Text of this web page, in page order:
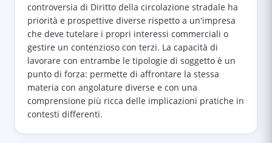
controversia di Diritto della circolazione stradale ha
priorità e prospettive diverse rispetto a un'impresa
che deve tutelare i propri interessi commerciali o
gestire un contenzioso con terzi. La capacità di
lavorare con entrambe le tipologie di soggetto è un
punto di forza: permette di affrontare la stessa
materia con angolature diverse e con una
comprensione più ricca delle implicazioni pratiche in
contesti differenti.